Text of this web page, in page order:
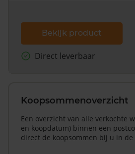
Bekijk product
Direct leverbaar
Koopsommenoverzicht
Een overzicht van alle verkochte
en koopdatum) binnen een
direct de koopsommen bij u in de